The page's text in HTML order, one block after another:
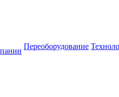
Переоборудование